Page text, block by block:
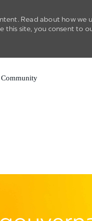
Read about how we
this site, you consent to
Community